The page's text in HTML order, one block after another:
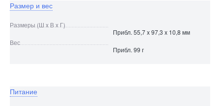
Размер и вес
Размеры (Ш x В x Г)
Прибл. 55,7 x 97,3 x 10,8 мм
Вес
Прибл. 99 г
Питание